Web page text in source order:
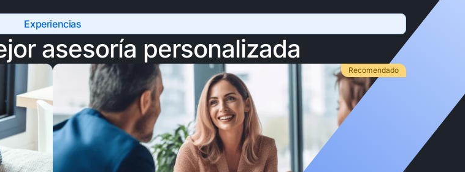
Experiencias
asesoría personalizada
Recomendado